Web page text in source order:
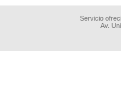
Servicio
Av.